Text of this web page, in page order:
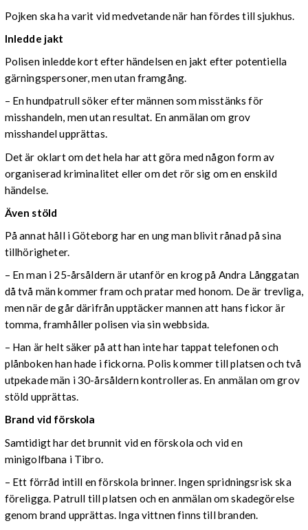
Pojken ska ha varit vid medvetande när han fördes till sjukhus.
Inledde jakt
Polisen inledde kort efter händelsen en jakt efter potentiella
gärningspersoner, men utan framgång.
– En hundpatrull söker efter männen som misstänks för
misshandeln, men utan resultat. En anmälan om grov
misshandel upprättas.
Det är oklart om det hela har att göra med någon form av
organiserad kriminalitet eller om det rör sig om en enskild
händelse.
Även stöld
På annat håll i Göteborg har en ung man blivit rånad på sina
tillhörigheter.
– En man i 25-årsåldern är utanför en krog på Andra Långgatan
då två män kommer fram och pratar med honom. De är trevliga,
men när de går därifrån upptäcker mannen att hans fickor är
tomma, framhåller polisen via sin webbsida.
– Han är helt säker på att han inte har tappat telefonen och
plånboken han hade i fickorna. Polis kommer till platsen och två
utpekade män i 30-årsåldern kontrolleras. En anmälan om grov
stöld upprättas.
Brand vid förskola
Samtidigt har det brunnit vid en förskola och vid en
minigolfbana i Tibro.
– Ett förråd intill en förskola brinner. Ingen spridningsrisk ska
föreligga. Patrull till platsen och en anmälan om skadegörelse
genom brand upprättas. Inga vittnen finns till branden.